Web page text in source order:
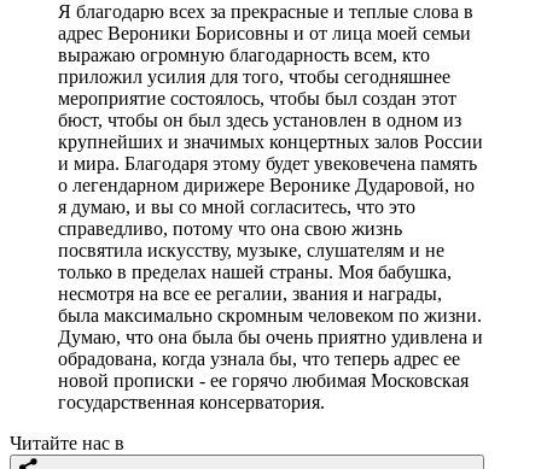
Я благодарю всех за прекрасные и теплые слова в
адрес Вероники Борисовны и от лица моей семьи
выражаю огромную благодарность всем, кто
приложил усилия для того, чтобы сегодняшнее
мероприятие состоялось, чтобы был создан этот
бюст, чтобы он был здесь установлен в одном из
крупнейших и значимых концертных залов России
и мира. Благодаря этому будет увековечена память
о легендарном дирижере Веронике Дударовой, но
я думаю, и вы со мной согласитесь, что это
справедливо, потому что она свою жизнь
посвятила искусству, музыке, слушателям и не
только в пределах нашей страны. Моя бабушка,
несмотря на все ее регалии, звания и награды,
была максимально скромным человеком по жизни.
Думаю, что она была бы очень приятно удивлена и
обрадована, когда узнала бы, что теперь адрес ее
новой прописки - ее горячо любимая Московская
государственная консерватория.
Читайте нас в